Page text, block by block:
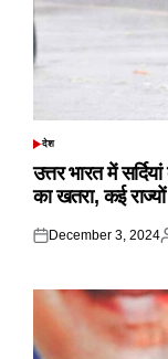
POSTED
देश
उत्तर भारत में
का खतरा, कई राज्यों
Posted
December 3, 2024